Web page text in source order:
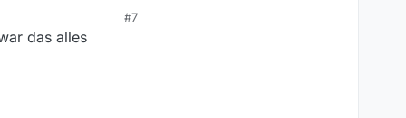
#7
das alles